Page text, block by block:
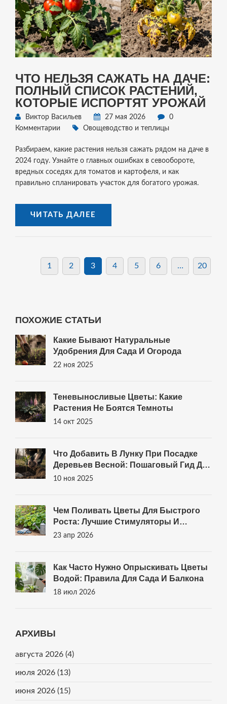
ЧТО НЕЛЬЗЯ САЖАТЬ НА ДАЧЕ:
ПОЛНЫЙ СПИСОК РАСТЕНИЙ,
КОТОРЫЕ ИСПОРТЯТ УРОЖАЙ
Виктор Васильев 27 мая 2026
0
Комментарии
Овощеводство и теплицы
Разбираем, какие растения нельзя сажать рядом на даче в
2024 году. Узнайте о главных ошибках в севообороте,
вредных соседях для томатов и картофеля, и как
правильно спланировать участок для богатого урожая.
ЧИТАТЬ ДАЛЕЕ
1 2 3 4 5 6 … 20
ПОХОЖИЕ СТАТЬИ
Какие Бывают Натуральные
Удобрения Для Сада И Огорода
22 ноя 2025
Теневыносливые Цветы: Какие
Растения Не Боятся Темноты
14 окт 2025
Что Добавить В Лунку При Посадке
Деревьев Весной: Пошаговый Гид Для
Здорового Роста
10 ноя 2025
Чем Поливать Цветы Для Быстрого
Роста: Лучшие Стимуляторы И
Удобрения
23 апр 2026
Как Часто Нужно Опрыскивать Цветы
Водой: Правила Для Сада И Балкона
18 июл 2026
АРХИВЫ
августа 2026 (4)
июля 2026 (13)
июня 2026 (15)